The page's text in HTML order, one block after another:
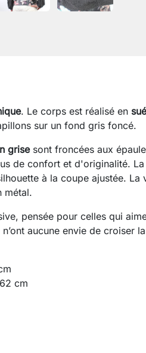
. Le corps est réalisé en
sur un fond gris foncé.
grisesont froncées aux
de confort et d'originalité.
à la coupe ajustée. La
métal.
pensée pour celles qui
aucune envie de croiser
cm